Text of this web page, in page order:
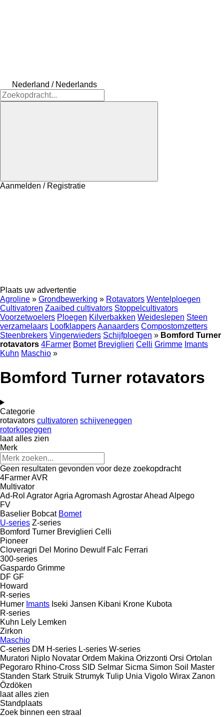
Nederland / Nederlands
Aanmelden / Registratie
Plaats uw advertentie
Agroline » Grondbewerking » Rotavators Wentelploegen
Cultivatoren Zaaibed cultivators Stoppelcultivators
Voorzetwoelers Ploegen Kilverbakken Weideslepen Steen
verzamelaars LoofklappersAanaarders Compostomzetters
Steenbrekers Vingerwieders Schijfploegen » Bomford Turner
rotavators 4Farmer Bomet Breviglieri Celli Grimme Imants
Kuhn Maschio »
Bomford Turner rotavators
Categorie
rotavators cultivatoren schijveneggen
rotorkopeggen
laat alles zien
Merk
Geen resultaten gevonden voor deze zoekopdracht
4FarmerAVR
Multivator
Ad-Rol AgratorAgria Agromash AgrostarAhead Alpego
FV
Baselier Bobcat Bomet
U-series Z-series
Bomford Turner Breviglieri Celli
Pioneer
Cloveragri Del Morino Dewulf Falc Ferrari
300-series
Gaspardo Grimme
DF GF
Howard
R-series
Humer Imants Iseki Jansen Kibani Krone Kubota
R-series
Kuhn Lely Lemken
Zirkon
Maschio
C-series DM H-series L-series W-series
Muratori Niplo Novatar Ordem Makina Orizzonti Orsi Ortolan
Pegoraro Rhino-Cross SID Selmar Sicma Simon Soil Master
Standen Stark Struik Strumyk Tulip Unia Vigolo Wirax Zanon
Özdöken
laat alles zien
Standplaats
Zoek binnen een straal